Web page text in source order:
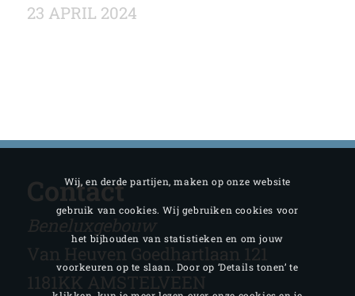
23 APRIL 2024
Contact
Beneluxgebouw
Van Heuven Goedhartlaan 121
1181KK AMSTELVEEN
Wij, en derde partijen, maken op onze website
gebruik van cookies. Wij gebruiken cookies voor
het bijhouden van statistieken en om jouw
voorkeuren op te slaan. Door op ‘Details tonen’ te